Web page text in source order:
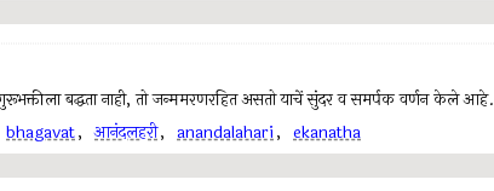
बद्धता नाही, तो जन्ममरणरहित असतो याचें सुंदर व समर्पक वर्णन केले आहे.
bhagavat, आनंदलहरी, anandalahari, ekanatha